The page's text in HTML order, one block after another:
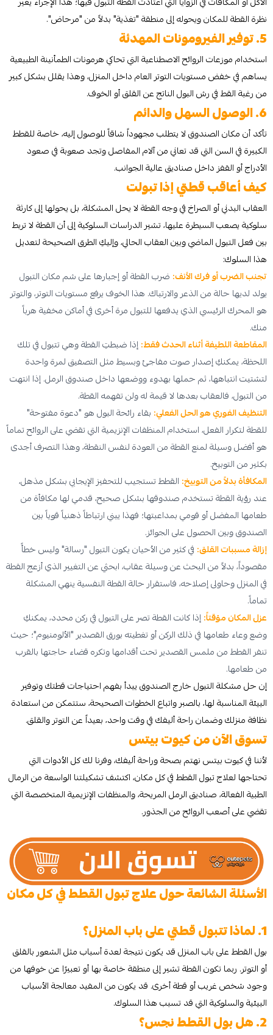
نظرة القطة للمكان ويحوله إلى منطقة "تغذية" بدلاً من "مرحاض".
5. توفير الفيرومونات المهدئة
استخدام موزعات الروائح الاصطناعية التي تحاكي هرمونات الطمأنينة الطبيعية
يساهم في خفض مستويات التوتر العام داخل المنزل، وهذا يقلل بشكل كبير
من رغبة القط في رش البول الناتج عن القلق أو الخوف.
6. الوصول السهل والدائم
تأكد أن مكان الصندوق لا يتطلب مجهوداً شاقاً للوصول إليه، خاصة للقطط
الكبيرة في السن التي قد تعاني من آلام المفاصل وتجد صعوبة في صعود
الأدراج أو القفز داخل صناديق عالية الجوانب.
كيف أعاقب قطتي إذا تبولت
العقاب البدني أو الصراخ في وجه القطة لا يحل المشكلة، بل يحولها إلى كارثة
سلوكية يصعب السيطرة عليها، تشير الدراسات السلوكية إلى أن القطة لا تربط
بين فعل التبول الماضي وبين العقاب الحالي، وإليكِ الطرق الصحيحة لتعديل
هذا السلوك:
تجنب الضرب أو فرك الأنف: ضرب القطة أو إجبارها على شم مكان التبول
يولد لديها حالة من الذعر والارتباك. هذا الخوف يرفع مستويات التوتر، والتوتر
هو المحرك الرئيسي الذي يدفعها للتبول مرة أخرى في أماكن مخفية هرباً
منك.
المقاطعة اللطيفة أثناء الحدث فقط:إذا ضبطتِ القطة وهي تتبول في تلك
اللحظة، يمكنكِ إصدار صوت مفاجئ وبسيط مثل التصفيق لمرة واحدة
لتشتيت انتباهها، ثم حملها بهدوء ووضعها داخل صندوق الرمل. إذا انتهت
من التبول، فالعقاب بعدها لا قيمة له ولن تفهمه القطة.
التنظيف الفوري هو الحل الفعلي: بقاء رائحة البول هو "دعوة مفتوحة"
للقطة لتكرار الفعل، استخدام المنظفات الإنزيمية التي تقضي على الروائح تماماً
هو أفضل وسيلة لمنع القطة من العودة لنفس النقطة، وهذا التصرف أجدى
بكثير من التوبيخ.
المكافأة بدلاً من التوبيخ: القطط تستجيب للتحفيز الإيجابي بشكل مذهل،
عند رؤية القطة تستخدم صندوقها بشكل صحيح، قدمي لها مكافأة من
طعامها المفضل أو قومي بمداعبتها؛ فهذا يبني ارتباطاً ذهنياً قوياً بين
الصندوق وبين الحصول على الجوائز.
إزالة مسببات القلق: في كثير من الأحيان يكون التبول "رسالة" وليس خطأً
مقصوداً، بدلاً من البحث عن وسيلة عقاب، ابحثي عن التغيير الذي أزعج القطة
في المنزل وحاولى إصلاحه، فاستقرار حالة القطة النفسية ينهي المشكلة
تماماً.
عزل المكان مؤقتاً:إذا كانت القطة تصر على التبول في ركن محدد، يمكنكِ
وضع وعاء طعامها في ذلك الركن أو تغطيته بورق القصدير "الألومنيوم"؛ حيث
تنفر القطط من ملمس القصدير تحت أقدامها وتكره قضاء حاجتها بالقرب
من طعامها.
إن حل مشكلة التبول خارج الصندوق يبدأ بفهم احتياجات قطتك وتوفير
البيئة المناسبة لها، بالصبر واتباع الخطوات الصحيحة، ستتمكن من استعادة
نظافة منزلك وضمان راحة أليفك في وقت واحد، بعيداً عن التوتر والقلق.
تسوق الآن من كيوت بيتس
لأننا في كيوت بيتس نهتم بصحة وراحة أليفك، وفرنا لك كل الأدوات التي
تحتاجها لعلاج تبول القطط في كل مكان، اكتشف تشكيلتنا الواسعة من الرمال
الطبية الفعالة، صناديق الرمل المريحة، والمنظفات الإنزيمية المتخصصة التي
تقضي على أصعب الروائح من الجذور.
الأسئلة الشائعة حول علاج تبول القطط في كل مكان
1. لماذا تتبول قطتي على باب المنزل؟
بول القطط على باب المنزل قد يكون نتيجة لعدة أسباب مثل الشعور بالقلق
أو التوتر. ربما تكون القطة تشير إلى منطقة خاصة بها أو تعبيرًا عن خوفها من
وجود شخص غريب أو قطة أخرى. قد يكون من المفيد معالجة الأسباب
البيئية والسلوكية التي قد تسبب هذا السلوك.
2. هل بول القطط نجس؟